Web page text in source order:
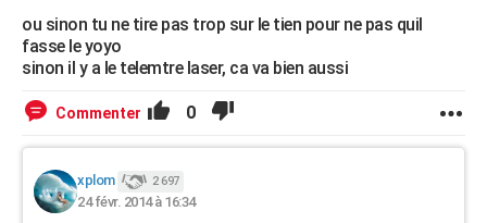
ou sinon tu ne tire pas trop sur le tien pour ne pas quil
fasse le yoyo
sinon il y a le telemtre laser, ca va bien aussi
Commenter 0
xplom 2 697
24 févr. 2014 à 16:34